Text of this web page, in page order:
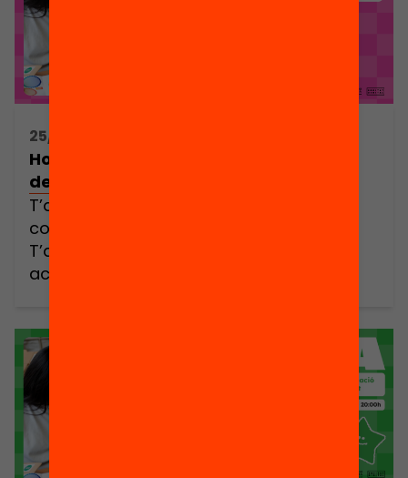
25/09/2025 17:00h - 19:30h
Hola Code Club! Jornada de formació
de voluntariat Code Club (online)
T’agraden els reptes? Penses que cal
construir un món digital més just?
T’agradaria posar un granet de sorra
acompanyant a infants que et
experiència formativa única i a l’abast de
tothom. Realitzant aquesta píndola
com […]